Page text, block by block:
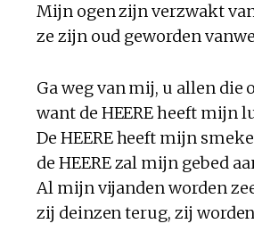
Mijn ogen zijn verzwakt
ze zijn oud geworden
Ga weg van mij, u allen die
want de HEERE heeft mijn
De HEERE heeft mijn
de HEERE zal mijn gebed
Al mijn vijanden worden
zij deinzen terug, zij